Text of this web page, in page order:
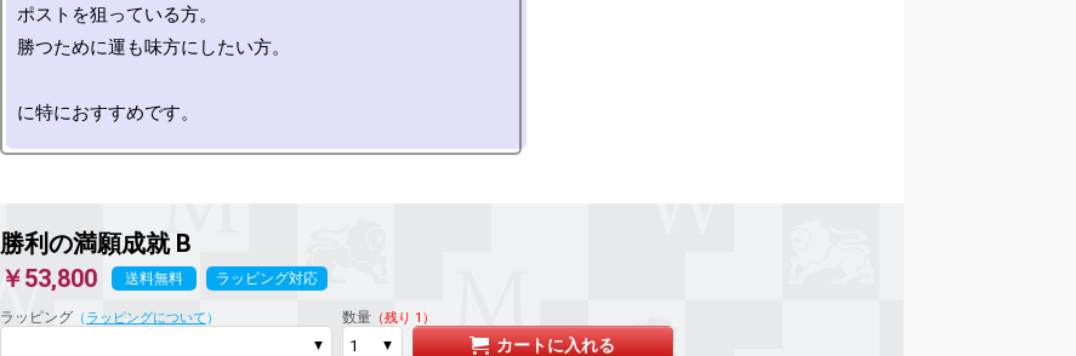
ポストを狙っている方。
勝つために運も味方にしたい方。
勝利の満願成就B
￥53,800
送料無料 ラッピング対応
ラッピング （ ラッピングについて ） 数量（残り 1）
カートに入れる